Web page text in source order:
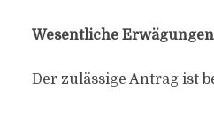
Wesentliche Erwägungen
Der zulässige Antrag ist